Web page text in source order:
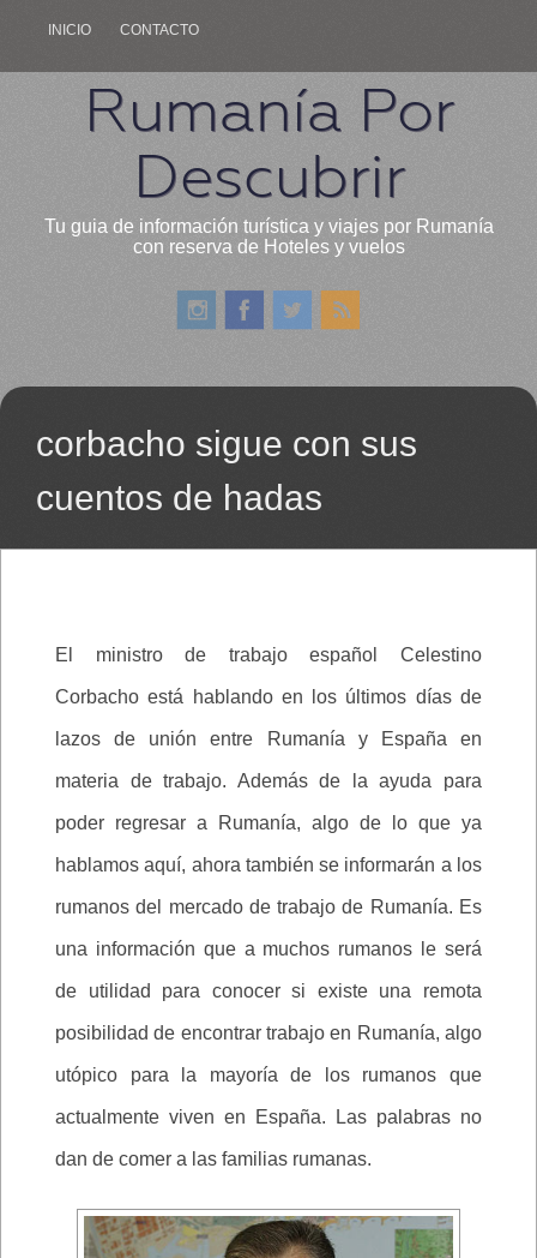
INICIO CONTACTO
Rumanía Por
Descubrir
Tu guia de información turística y viajes por Rumanía
con reserva de Hoteles y vuelos
corbacho sigue con sus
cuentos de hadas
El ministro de trabajo español Celestino
Corbacho está hablando en los últimos días de
lazos de unión entre Rumanía y España en
materia de trabajo. Además de la ayuda para
poder regresar a Rumanía, algo de lo que ya
hablamos aquí, ahora también se informarán a los
rumanos del mercado de trabajo de Rumanía. Es
una información que a muchos rumanos le será
de utilidad para conocer si existe una remota
posibilidad de encontrar trabajo en Rumanía, algo
utópico para la mayoría de los rumanos que
actualmente viven en España. Las palabras no
dan de comer a las familias rumanas.